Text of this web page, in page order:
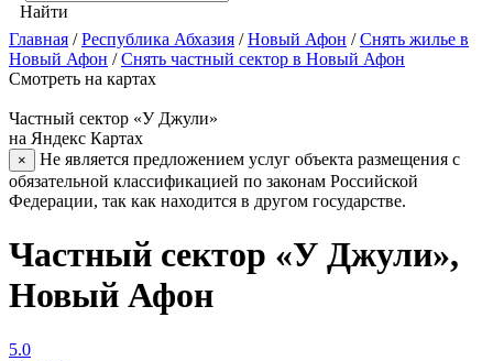
Найти
Главная /Республика Абхазия /Новый Афон /Снять жилье в
Новый Афон /Снять частный сектор в Новый Афон
Смотреть на картах
Частный сектор «У Джули»
на Яндекс Картах
×
Не является предложением услуг объекта размещения с
обязательной классификацией по законам Российской
Федерации, так как находится в другом государстве.
Частный сектор «У Джули»,
Новый Афон
5.0